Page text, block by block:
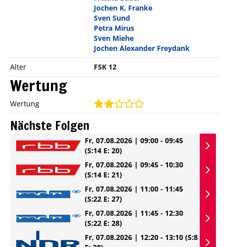
Jochen K. Franke
Sven Sund
Petra Mirus
Sven Miehe
Jochen Alexander Freydank
Alter
FSK 12
Wertung
Wertung
Nächste Folgen
Fr, 07.08.2026 | 09:00 - 09:45
(S:14 E: 20)
Fr, 07.08.2026 | 09:45 - 10:30
(S:14 E: 21)
Fr, 07.08.2026 | 11:00 - 11:45
(S:22 E: 27)
Fr, 07.08.2026 | 11:45 - 12:30
(S:22 E: 28)
Fr, 07.08.2026 | 12:20 - 13:10 (S:8